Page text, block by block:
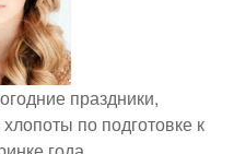
праздники,
по подготовке к